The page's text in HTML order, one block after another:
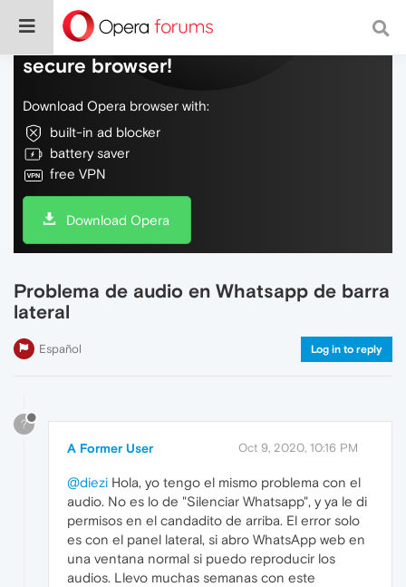
Do more on the web, with a fast and
secure browser!
Download Opera browser with:
built-in ad blocker
battery saver
free VPN
Download Opera
Problema de audio en Whatsapp de barra
lateral
Español Log in to reply
?
A Former User Oct 9, 2020, 10:16 PM
@diezi Hola, yo tengo el mismo problema con el
audio. No es lo de "Silenciar Whatsapp", y ya le di
permisos en el candadito de arriba. El error solo
es con el panel lateral, si abro WhatsApp web en
una ventana normal si puedo reproducir los
audios. Llevo muchas semanas con este